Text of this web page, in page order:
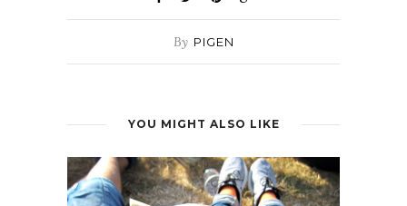
By PIGEN
YOU MIGHT ALSO LIKE